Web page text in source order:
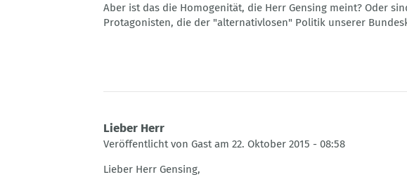
Aber ist das die Homogenität, die Herr Gensing meint? Oder
Protagonisten, die der "alternativlosen" Politik unserer
Lieber Herr
Veröffentlicht von Gast am 22. Oktober 2015 - 08:58
Lieber Herr Gensing,